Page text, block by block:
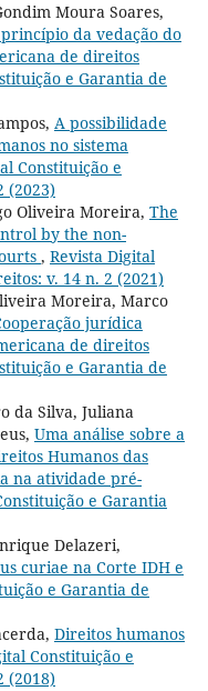
Moura Soares,
da vedação do
de direitos
e Garantia de
A possibilidade
no sistema
Constituição e
(2023)
Oliveira Moreira, The
by the non-
, Revista Digital
v. 14 n. 2 (2021)
Moreira, Marco
jurídica
de direitos
e Garantia de
da Silva, Juliana
Uma análise sobre a
Humanos das
na atividade pré-
e Garantia
Delazeri,
curiae na Corte IDH e
e Garantia de
Direitos humanos
Constituição e
(2018)